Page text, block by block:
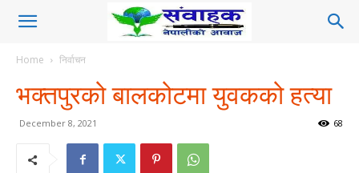
Home निर्वाचन
भक्तपुरको बालकोटमा युवकको हत्या
December 8, 2021 68